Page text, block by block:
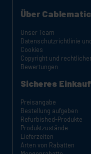
Über Cablematic
Unser Team
Datenschutzrichtlinie
Cookies
Copyright und
Bewertungen
Sicheres
Preisangabe
Bestellung aufgeben
Refurbished-Produkte
Produktzustände
Lieferzeiten
Arten von Rabatten